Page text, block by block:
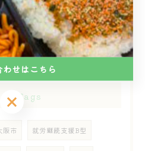
2026/06/02
🎉6月18日（木）作業所イベント開催のお知らせ🎉
Tags
阪市 就労継続支援B型
わせはこちら
わせはこちら